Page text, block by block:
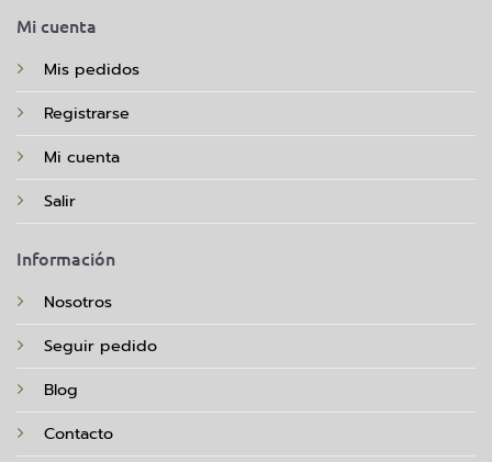
Mi cuenta
Mis pedidos
Registrarse
Mi cuenta
Salir
Información
Nosotros
Seguir pedido
Blog
Contacto